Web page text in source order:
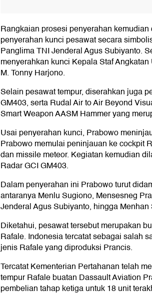
Rangkaian prosesi penyerahan
penyerahan kunci pesawat secara
Panglima TNI Jenderal Agus Subiyanto.
menyerahkan kunci Kepala Staf
M. Tonny Harjono.
Selain pesawat tempur, diserahkan juga
GM403, serta Rudal Air to Air Beyond
Smart Weapon AASM Hammer yang
Usai penyerahan kunci, Prabowo
Prabowo memulai peninjauan ke cockpit
dan missile meteor. Kegiatan kemudian
Radar GCI GM403.
Dalam penyerahan ini Prabowo turut
antaranya Menlu Sugiono, Mensesneg
Jenderal Agus Subiyanto, hingga
Diketahui, pesawat tersebut merupakan
Rafale. Indonesia tercatat sebagai salah
jenis Rafale yang diproduksi Prancis.
Tercatat Kementerian Pertahanan telah
tempur Rafale buatan Dassault Aviation
pembelian tahap ketiga untuk 18 unit